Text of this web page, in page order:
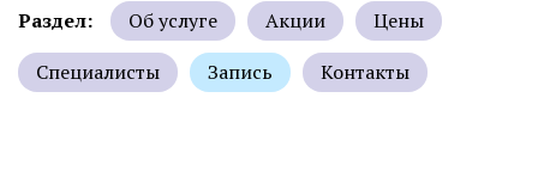
Раздел: Об услуге Акции
Цены
Специалисты
Запись Контакты